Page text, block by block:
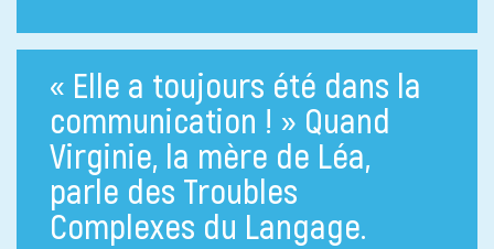
« Elle a toujours été dans la
communication ! » Quand
Virginie, la mère de Léa,
parle des Troubles
Complexes du Langage.